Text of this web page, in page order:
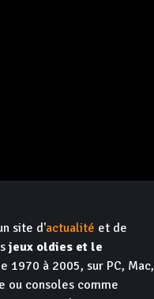
site d'actualité et de
jeux oldies et le
1970 à 2005, sur PC, Mac,
ou consoles comme